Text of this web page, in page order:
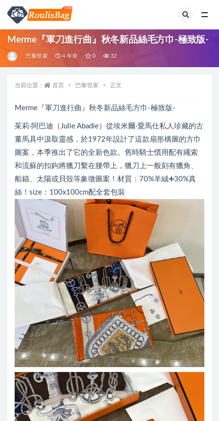
Merme『軍刀進行曲』秋冬新品絲毛方巾-極致版-
巴黎世家 4 年前 0 32
当前位置： 首页 巴黎世家 正文
Merme『軍刀進行曲』秋冬新品絲毛方巾-極致版-
茱莉·阿巴迪（Julie Abadie）從埃米爾·愛馬仕私人珍藏的古
董馬具中汲取靈感，於1972年設計了這款扇形構圖的方巾
圖案，本季推出了它的全新色款。舊時騎士慣用配有繩索
和流蘇的扣鉤將獵刀繫在腰帶上，獵刀上一般刻有獵角、
船錨、太陽或貝殼等象徵圖案！材質：70%羊絨➕30%真
絲！size：100x100cm配全套包裝